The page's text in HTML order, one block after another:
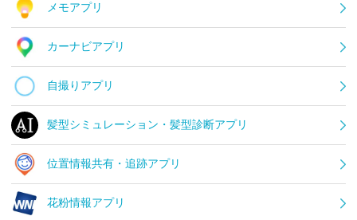
メモアプリ
カーナビアプリ
自撮りアプリ
髪型シミュレーション・髪型診断アプリ
位置情報共有・追跡アプリ
花粉情報アプリ